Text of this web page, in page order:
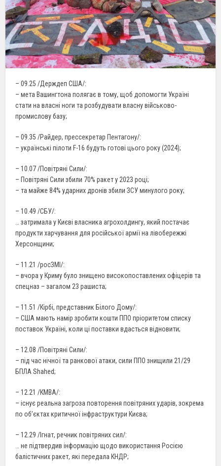
– 09.25 /Держдеп США/:
– мета Вашингтона полягає в тому, щоб допомогти Україні
стати на власні ноги та розбудувати власну військово-
промислову базу;
– 09.35 /Райдер, прессекретар Пентагону/:
– українські пілоти F-16 будуть готові цього року (2024);
– 10.07 /Повітряні Сили/:
– Повітряні Сили збили 70% ракет у 2023 році;
– та майже 84% ударних дронів збили ЗСУ минулого року;
– 10.49 /СБУ/:
… затримала у Києві власника агрохолдингу, який постачає
продукти харчування для російської армії на лівобережжі
Херсонщини;
– 11.21 /росЗМІ/:
– вчора у Криму було знищено високопоставлених офіцерів та
спецназ – загалом 23 рашиста;
– 11.51 /Кірбі, представник Білого Дому/:
– США мають намір зробити кошти ППО пріоритетом списку
поставок Україні, коли ці поставки вдасться відновити;
– 12.08 /Повітряні Сили/:
– під час нічної та ранкової атаки, сили ППО знищили 21/29
БПЛА Shahed;
– 12.21 /КМВА/:
– існує реальна загроза повторення повітряних ударів, зокрема
по об’єктах критичної інфраструктури Києва;
– 12.29 /Ігнат, речник повітряних сил/:
… не підтвердив інформацію щодо використання Росією
балістичних ракет, які передала КНДР;